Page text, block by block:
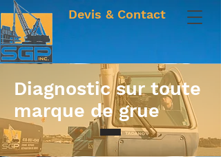
Devis & Contact
Diagnostic sur toute
marque de grue